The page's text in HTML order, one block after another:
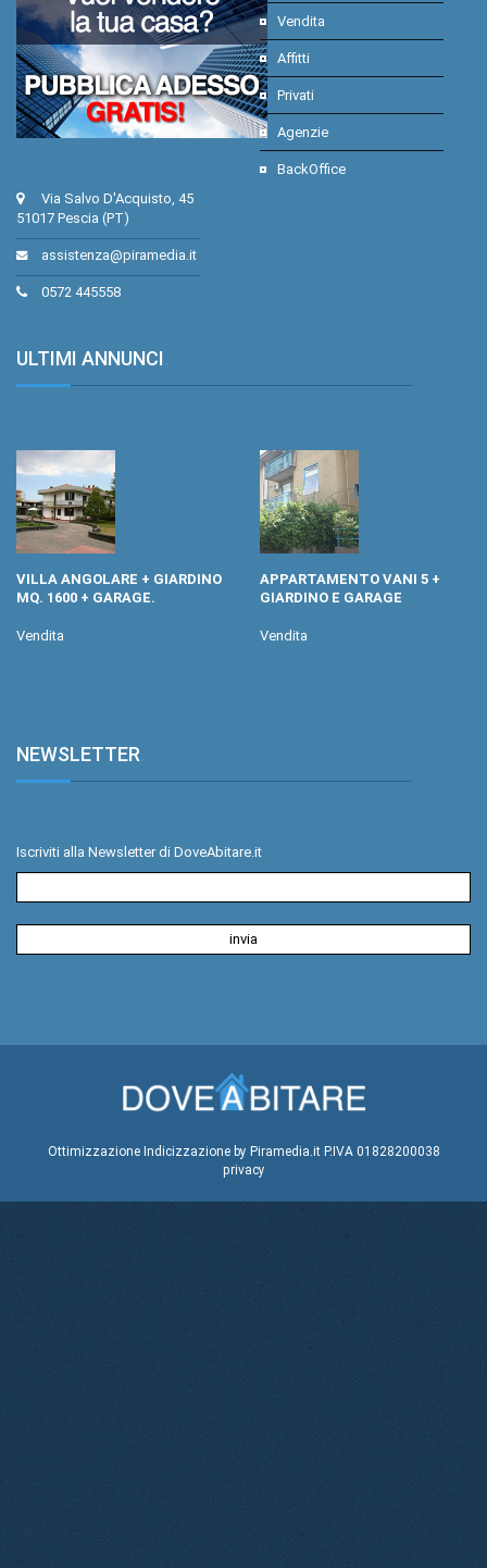
Via Salvo D'Acquisto, 45
51017 Pescia (PT)
assistenza@piramedia.it
0572 445558
Vendita
Affitti
Privati
Agenzie
BackOffice
ULTIMI ANNUNCI.
VILLA ANGOLARE + GIARDINO
MQ. 1600 + GARAGE.
Vendita
APPARTAMENTO VANI 5 +
GIARDINO E GARAGE
Vendita
NEWSLETTER.
Iscriviti alla Newsletter di DoveAbitare.it
Ottimizzazione Indicizzazione by Piramedia.itP.IVA 01828200038
privacy